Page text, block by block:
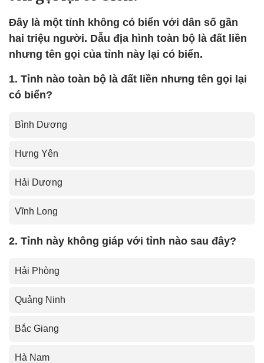
Đây là một tỉnh không có biển với dân số gần
hai triệu người. Dẫu địa hình toàn bộ là đất liền
nhưng tên gọi của tỉnh này lại có biển.
1. Tỉnh nào toàn bộ là đất liền nhưng tên gọi lại
có biển?
Bình Dương
Hưng Yên
Hải Dương
Vĩnh Long
2. Tỉnh này không giáp với tỉnh nào sau đây?
Hải Phòng
Quảng Ninh
Bắc Giang
Hà Nam